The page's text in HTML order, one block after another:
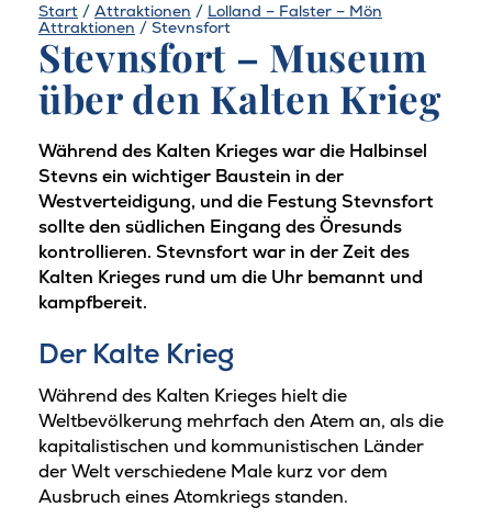
Start / Attraktionen / Lolland – Falster – Mön
Attraktionen / Stevnsfort
Stevnsfort – Museum
über den Kalten Krieg
Während des Kalten Krieges war die Halbinsel
Stevns ein wichtiger Baustein in der
Westverteidigung, und die Festung Stevnsfort
sollte den südlichen Eingang des Öresunds
kontrollieren. Stevnsfort war in der Zeit des
Kalten Krieges rund um die Uhr bemannt und
kampfbereit.
Der Kalte Krieg
Während des Kalten Krieges hielt die
Weltbevölkerung mehrfach den Atem an, als die
kapitalistischen und kommunistischen Länder
der Welt verschiedene Male kurz vor dem
Ausbruch eines Atomkriegs standen.